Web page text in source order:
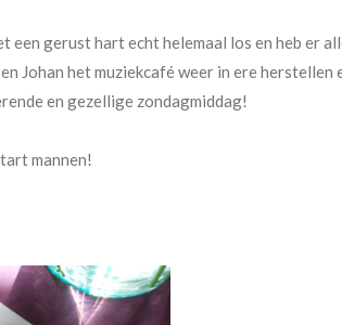
een gerust hart echt helemaal los en heb er
Johan het muziekcafé weer in ere herstellen
en gezellige zondagmiddag!
mannen!